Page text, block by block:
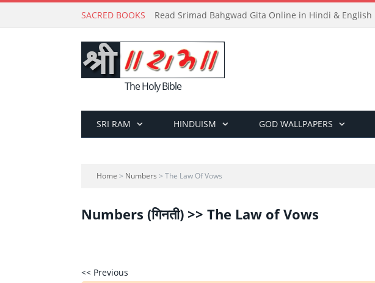
SACRED BOOKS Read Srimad Bahgwad Gita Online in Hindi & English
The Holy Bible
SRI RAM HINDUISM GOD WALLPAPERS
Home > Numbers > The Law Of Vows
Numbers (गिनती) >> The Law of Vows
<< Previous